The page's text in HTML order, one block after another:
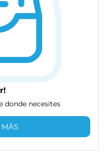
donde necesites